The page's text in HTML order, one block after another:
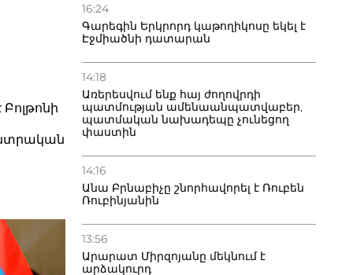
ն
և
պատրաստ
16:24
Գարեգին Երկրորդ կաթողիկոսը եկել է
Էջմիածնի դատարան
14:18
Առերեսվում ենք հայ ժողովրդի
պատմության ամենաանպատվաբեր,
պատմական նախադեպը չունեցող
փաստին
14:16
Անա Բրնաբիչը շնորհավորել է Ռուբեն
Ռուբինյանին
13:56
Արարատ Միրզոյանը մեկնում է
արձակուրդ